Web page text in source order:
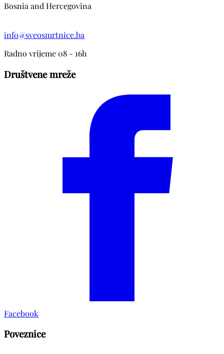
Bosnia and Hercegovina
info@sveosmrtnice.ba
Radno vrijeme 08 - 16h
Društvene mreže
Facebook
Poveznice